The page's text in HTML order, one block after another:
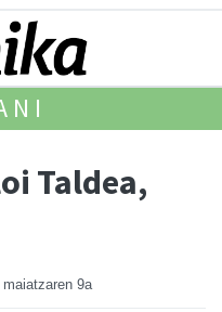
Taldea,
maiatzaren 9a